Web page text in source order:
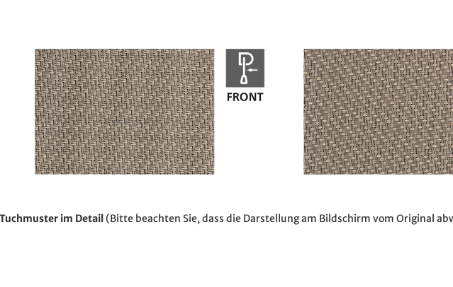
Tuchmuster im Detail(Bitte beachten Sie, dass die Darstellung am Bildschirm vom Original